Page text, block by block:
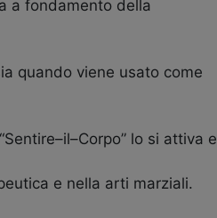
a fondamento della
quando viene usato come
lo si attiva e
e nella arti marziali.